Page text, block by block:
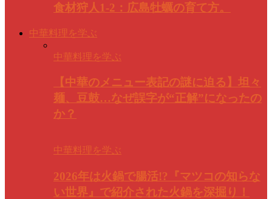
食材狩人1-2：広島牡蠣の育て方。
中華料理を学ぶ
中華料理を学ぶ
【中華のメニュー表記の謎に迫る】坦々
麺、豆鼓…なぜ誤字が“正解”になったの
か？
中華料理を学ぶ
2026年は火鍋で腸活!?『マツコの知らな
い世界』で紹介された火鍋を深掘り！